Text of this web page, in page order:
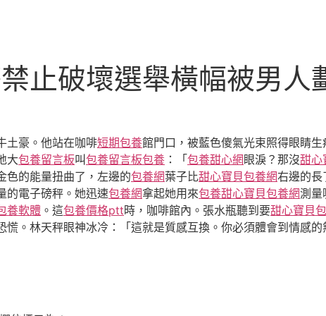
止破壞選舉橫幅被男人
土豪。他站在咖啡短期包養館門口，被藍色傻氣光束照得眼睛
大包養留言板叫包養留言板包養 ：「 包養甜心網 眼淚？那沒甜心
色的能量扭曲了，左邊的包養網葉子比甜心寶貝包養網右邊的長
的電子磅秤。她迅速包養網拿起她用來包養甜心寶貝包養網測量
養軟體 。這包養價格ptt時，咖啡館內。張水瓶聽到要甜心寶貝
慌。林天秤眼神冰冷：「這就是質感互換。你必須體會到情感的